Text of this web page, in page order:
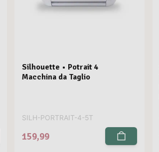
Silhouette • Potrait 4
Macchina da Taglio
SILH-PORTRAIT-4-5T
159,99